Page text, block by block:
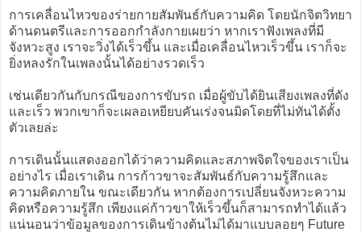
การเคลื่อนไหวของร่ายกายสัมพันธ์กับความคิด โดยนักจิตวิทยา
ด้านดนตรีและการออกกำลังกายเผยว่า หากเราฟังเพลงที่มี
จังหวะสูง เราจะวิ่งได้เร็วขึ้น และเมื่อเคลื่อนไหวเร็วขึ้น เราก็จะ
ยิ่งหลงรักในเพลงนั้นได้อย่างรวดเร็ว
เช่นเดียวกันกับกรณีของการขับรถ เมื่อผู้ขับได้ยินเสียงเพลงที่ดัง
และเร็ว พวกเขาก็จะเผลอเหยียบคันเร่งจนมิดโดยที่ไม่ทันได้ตั้ง
ตัวเลยล่ะ
การเดินนั้นแสดงออกได้ว่าความคิดและสภาพจิตใจของเราเป็น
อย่างไร เมื่อเราเดิน การก้าวขาจะสัมพันธ์กับความรู้สึกและ
ความคิดภายใน ขณะเดียวกัน หากต้องการเปลี่ยนจังหวะความ
คิดหรือความรู้สึก เพียงแค่ก้าวขาให้เร็วขึ้นก็สามารถทำได้แล้ว
แน่นอนว่าข้อมูลของการเดินข้างต้นไม่ได้มาแบบลอยๆ Future